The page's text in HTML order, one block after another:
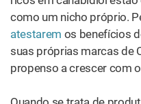
conjuntos de benefícios à
Por exemplo, estudos
ácida não aquecida do
tipos de receptores de
estresse e a ansiedade. A